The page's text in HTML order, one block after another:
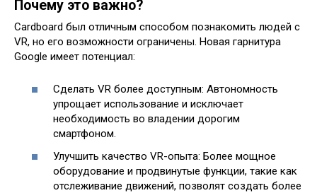
Почему это важно?
Cardboard был отличным способом познакомить людей с
VR, но его возможности ограничены. Новая гарнитура
Google имеет потенциал:
Сделать VR более доступным: Автономность
упрощает использование и исключает
необходимость во владении дорогим
смартфоном.
Улучшить качество VR-опыта: Более мощное
оборудование и продвинутые функции, такие как
отслеживание движений, позволят создать более